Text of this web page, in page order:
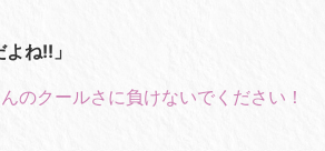
ね!!」
のクールさに負けないでください！